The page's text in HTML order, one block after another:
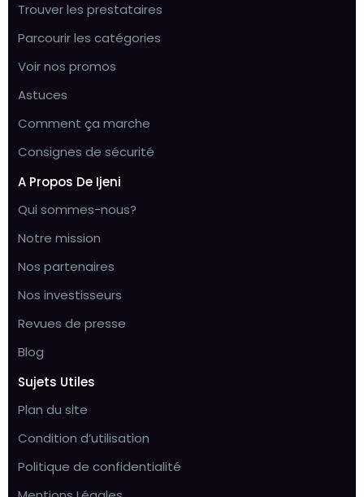
Trouver les prestataires
Parcourir les catégories
Voir nos promos
Astuces
Comment ça marche
Consignes de sécurité
A Propos De Ijeni
Qui sommes-nous?
Notre mission
Nos partenaires
Nos investisseurs
Revues de presse
Blog
Sujets Utiles
Plan du site
Condition d’utilisation
Politique de confidentialité